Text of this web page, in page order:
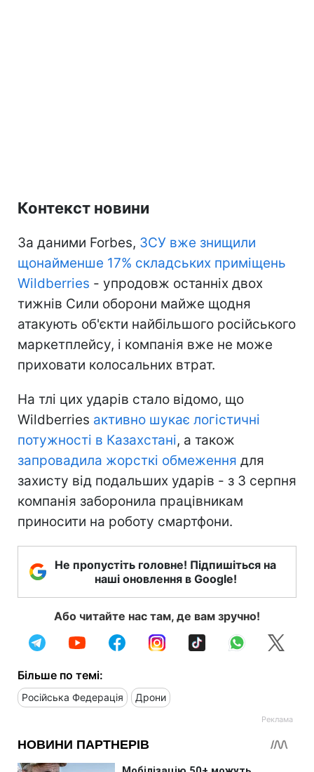
Контекст новини
За даними Forbes, ЗСУ вже знищили
щонайменше 17% складських приміщень
Wildberries - упродовж останніх двох
тижнів Сили оборони майже щодня
атакують об'єкти найбільшого російського
маркетплейсу, і компанія вже не може
приховати колосальних втрат.
На тлі цих ударів стало відомо, що
Wildberries активно шукає логістичні
потужності в Казахстані, а також
запровадила жорсткі обмеження для
захисту від подальших ударів - з 3 серпня
компанія заборонила працівникам
приносити на роботу смартфони.
Не пропустіть головне! Підпишіться на
наші оновлення в Google!
Або читайте нас там, де вам зручно!
Більше по темі:
Російська Федерація Дрони